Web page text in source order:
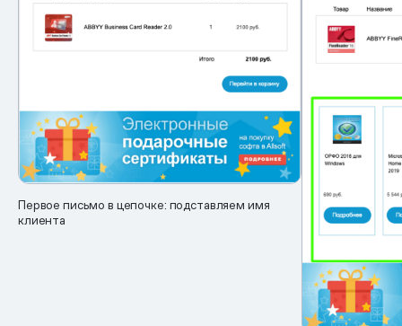
Первое письмо в цепочке: подставляем имя
клиента